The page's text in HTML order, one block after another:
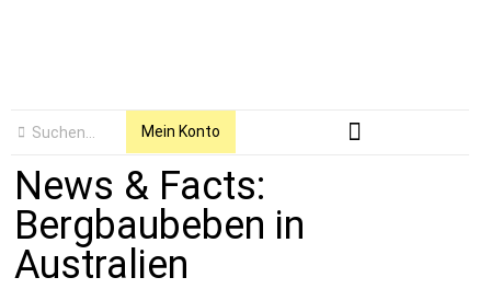
Mein Konto
News & Facts:
Bergbaubeben in
Australien